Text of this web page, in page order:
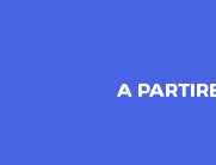
A